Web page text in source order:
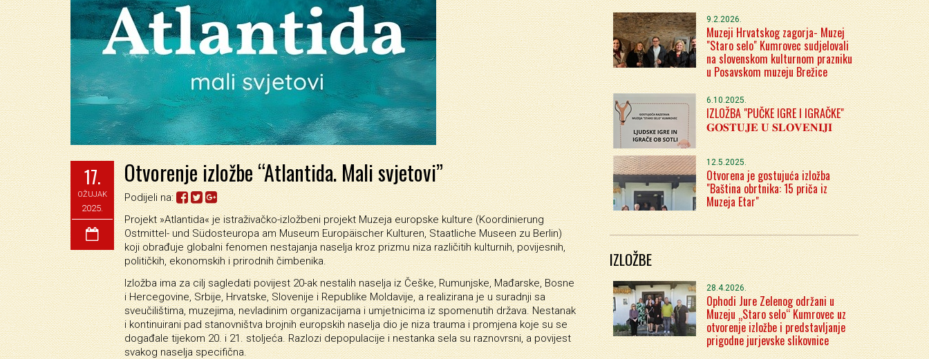
17.
OŽUJAK
2025.
Otvorenje izložbe “Atlantida. Mali svjetovi”
Podijeli na:
Projekt »Atlantida« je istraživačko-izložbeni projekt Muzeja europske kulture (Koordinierung
Ostmittel- und Südosteuropa am Museum Europäischer Kulturen, Staatliche Museen zu Berlin)
koji obrađuje globalni fenomen nestajanja naselja kroz prizmu niza različitih kulturnih, povijesnih,
političkih, ekonomskih i prirodnih čimbenika.
Izložba ima za cilj sagledati povijest 20-ak nestalih naselja iz Češke, Rumunjske, Mađarske, Bosne
i Hercegovine, Srbije, Hrvatske, Slovenije i Republike Moldavije, a realizirana je u suradnji sa
sveučilištima, muzejima, nevladinim organizacijama i umjetnicima iz spomenutih država. Nestanak
i kontinuirani pad stanovništva brojnih europskih naselja dio je niza trauma i promjena koje su se
događale tijekom 20. i 21. stoljeća. Razlozi depopulacije i nestanka sela su raznovrsni, a povijest
svakog naselja specifična.
9.2.2026.
Muzeji Hrvatskog zagorja- Muzej
"Staro selo" Kumrovec sudjelovali
na slovenskom kulturnom prazniku
u Posavskom muzeju Brežice
6.10.2025.
IZLOŽBA "PUČKE IGRE I IGRAČKE"
𝐆𝐎𝐒𝐓𝐔𝐉𝐄 𝐔 𝐒𝐋𝐎𝐕𝐄𝐍𝐈𝐉𝐈
12.5.2025.
Otvorena je gostujuća izložba
"Baština obrtnika: 15 priča iz
Muzeja Etar"
IZLOŽBE
28.4.2026.
Ophodi Jure Zelenog održani u
Muzeju „Staro selo“ Kumrovec uz
otvorenje izložbe i predstavljanje
prigodne jurjevske slikovnice